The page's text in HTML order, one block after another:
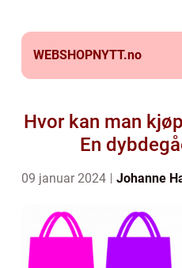
WEBSHOPNYTT.no
Hvor kan man
En
09 januar 2024 Johanne